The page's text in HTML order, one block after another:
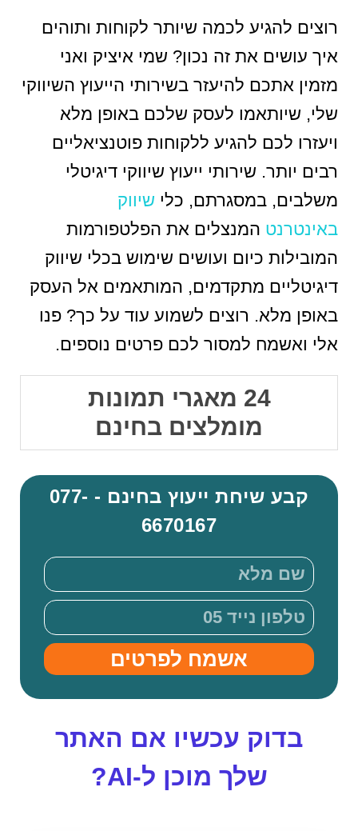
רוצים להגיע לכמה שיותר לקוחות ותוהים
איך עושים את זה נכון? שמי איציק ואני
מזמין אתכם להיעזר בשירותי הייעוץ השיווקי
שלי, שיותאמו לעסק שלכם באופן מלא
ויעזרו לכם להגיע ללקוחות פוטנציאליים
רבים יותר. שירותי ייעוץ שיווקי דיגיטלי
משלבים, במסגרתם, כלי שיווק
באינטרנט המנצלים את הפלטפורמות
המובילות כיום ועושים שימוש בכלי שיווק
דיגיטליים מתקדמים, המותאמים אל העסק
באופן מלא. רוצים לשמוע עוד על כך? פנו
אלי ואשמח למסור לכם פרטים נוספים.
24 מאגרי תמונות
מומלצים בחינם
קבע שיחת ייעוץ בחינם - 077-
6670167
אשמח לפרטים
בדוק עכשיו אם האתר
שלך מוכן ל-AI?